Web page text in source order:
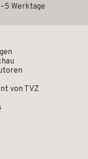
Werktage
von TVZ